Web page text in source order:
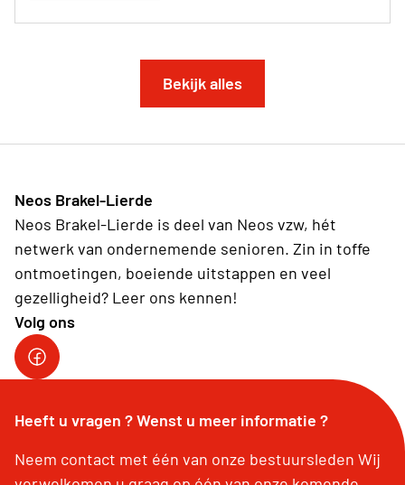
Bekijk alles
Neos Brakel-Lierde
Neos Brakel-Lierde is deel van Neos vzw, hét
netwerk van ondernemende senioren. Zin in toffe
ontmoetingen, boeiende uitstappen en veel
gezelligheid? Leer ons kennen!
Volg ons
Heeft u vragen ? Wenst u meer informatie ?
Neem contact met één van onze bestuursleden Wij